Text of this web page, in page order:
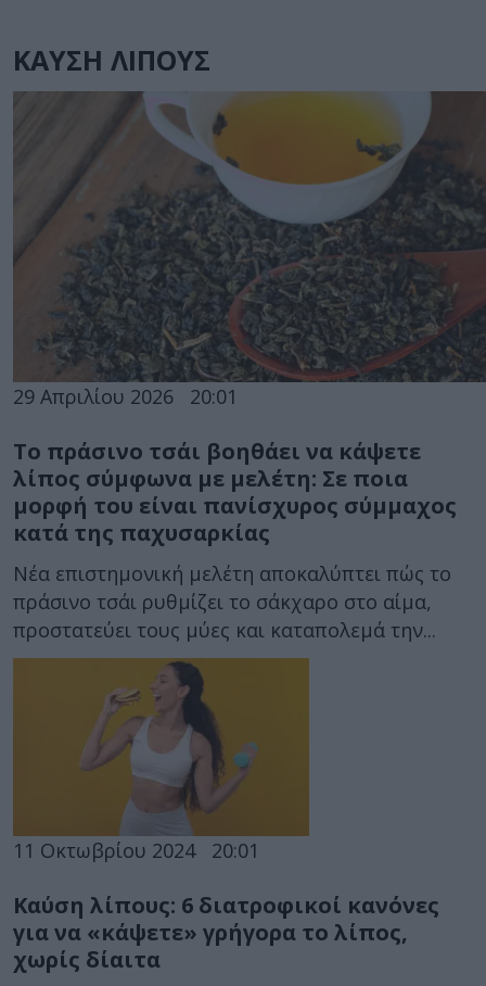
ΚΑΥΣΗ ΛΙΠΟΥΣ
29 Απριλίου 2026 20:01
Το πράσινο τσάι βοηθάει να κάψετε
λίπος σύμφωνα με μελέτη: Σε ποια
μορφή του είναι πανίσχυρος σύμμαχος
κατά της παχυσαρκίας
Νέα επιστημονική μελέτη αποκαλύπτει πώς το
πράσινο τσάι ρυθμίζει το σάκχαρο στο αίμα,
προστατεύει τους μύες και καταπολεμά την...
11 Οκτωβρίου 2024 20:01
Καύση λίπους: 6 διατροφικοί κανόνες
για να «κάψετε» γρήγορα το λίπος,
χωρίς δίαιτα